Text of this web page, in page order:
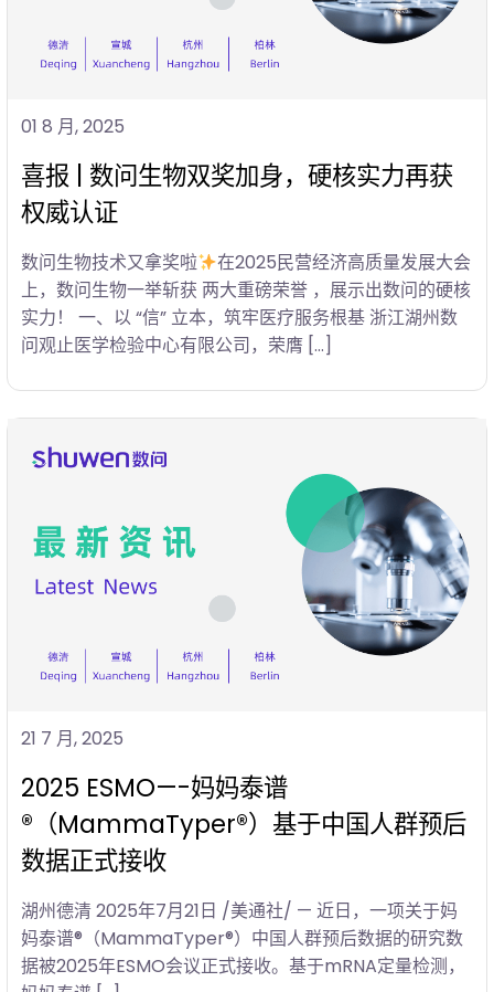
01 8 月, 2025
喜报 | 数问生物双奖加身，硬核实力再获
权威认证
数问生物技术又拿奖啦
在2025民营经济高质量发展大会
上，数问生物一举斩获 两大重磅荣誉 ，展示出数问的硬核
实力！ 一、以 “信” 立本，筑牢医疗服务根基 浙江湖州数
问观止医学检验中心有限公司，荣膺 […]
21 7 月, 2025
2025 ESMO—-妈妈泰谱
®（MammaTyper®）基于中国人群预后
数据正式接收
湖州德清 2025年7月21日 /美通社/ — 近日，一项关于妈
妈泰谱®（MammaTyper®）中国人群预后数据的研究数
据被2025年ESMO会议正式接收。基于mRNA定量检测，